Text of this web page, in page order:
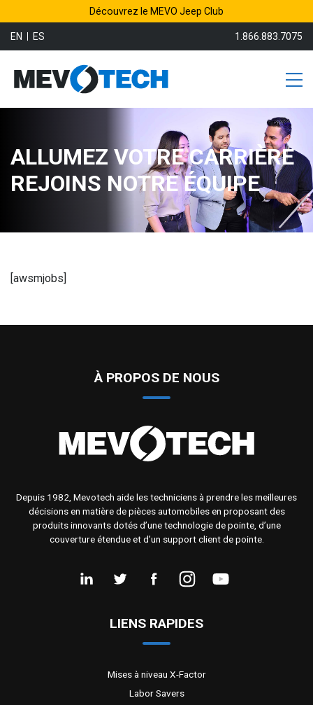
Découvrez le MEVO Jeep Club
EN ES 1.866.883.7075
ALLUMEZ VOTRE CARRIÈRE
REJOINS NOTRE ÉQUIPE
[awsmjobs]
À PROPOS DE NOUS
Depuis 1982, Mevotech aide les techniciens à prendre les meilleures
décisions en matière de pièces automobiles en proposant des
produits innovants dotés d’une technologie de pointe, d’une
couverture étendue et d’un support client de pointe.
LIENS RAPIDES
Mises à niveau X-Factor
Labor Savers